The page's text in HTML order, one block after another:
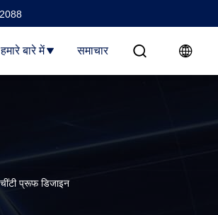
हमारे बारे में समाचार
प्रूफ डिजाइन